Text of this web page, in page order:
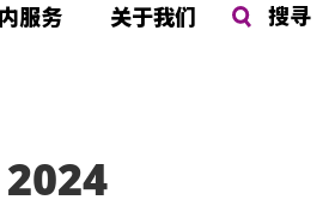
服务 关于我们 搜寻